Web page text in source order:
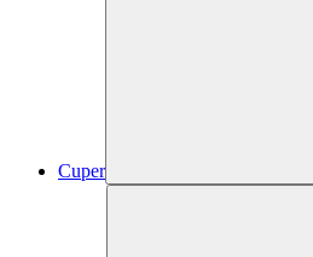
Cuper